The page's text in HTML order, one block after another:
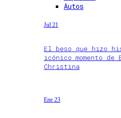
Autos
Jul 21
El beso que hizo
icónico momento de
Christina
Ene 23